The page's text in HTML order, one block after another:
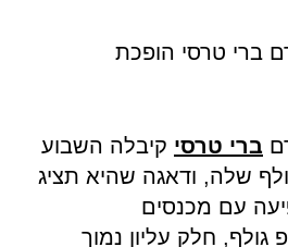
ברי טרסי הופכת
ברי טרסי קיבלה השבוע
שלה, ודאגה שהיא תציג
עם מכנסים
גולף, חלק עליון נמוך